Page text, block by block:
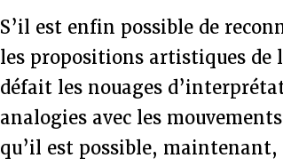
S’il est enfin possible de
les propositions artistiques de
défait les nouages
analogies avec les
qu’il est possible,